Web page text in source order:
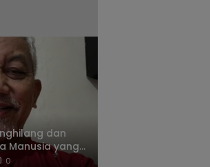
dan
Manusia yang
0